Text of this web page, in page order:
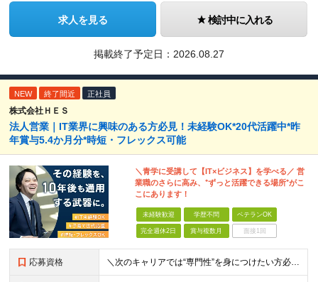
求人を見る 検討中に入れる
掲載終了予定日： 2026.08.27
NEW 終了間近 正社員
株式会社ＨＥＳ
法人営業｜IT業界に興味のある方必見！未経験OK*20代活躍中*昨
年賞与5.4か月分*時短・フレックス可能
＼青学に受講して【IT×ビジネス】を学べる／ 営
業職のさらに高み、⁺ずっと活躍できる場所⁺がこ
こにあります！
未経験歓迎 学歴不問 ベテランOK
完全週休2日 賞与複数月 面接1回
応募資格 ＼次のキャリアでは“専門性”を身につけたい方必見／ あなたの市場価値、当社で上げませんか？ ◆学歴不問 ◆下記いずれかのご経験がある方は優遇します（3年以上を想定） ・法人営業、営業企画の実務経験